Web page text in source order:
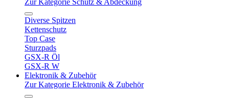
Zur Kategorie Schutz & Abdeckung
Diverse Spitzen
Kettenschutz
Top Case
Sturzpads
GSX-R Öl
GSX-R W
Elektronik & Zubehör
Zur Kategorie Elektronik & Zubehör